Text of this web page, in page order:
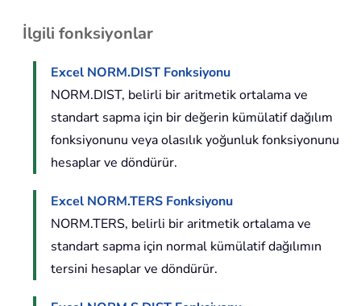
İlgili fonksiyonlar
Excel NORM.DIST Fonksiyonu
NORM.DIST, belirli bir aritmetik ortalama ve
standart sapma için bir değerin kümülatif dağılım
fonksiyonunu veya olasılık yoğunluk fonksiyonunu
hesaplar ve döndürür.
Excel NORM.TERS Fonksiyonu
NORM.TERS, belirli bir aritmetik ortalama ve
standart sapma için normal kümülatif dağılımın
tersini hesaplar ve döndürür.